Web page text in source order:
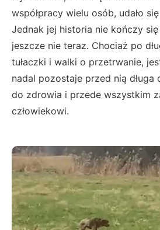
współpracy wielu osób, udało
Jednak jej historia nie kończy
jeszcze nie teraz. Chociaż po
tułaczki i walki o przetrwanie,
nadal pozostaje przed nią
do zdrowia i przede wszystkim
człowiekowi.